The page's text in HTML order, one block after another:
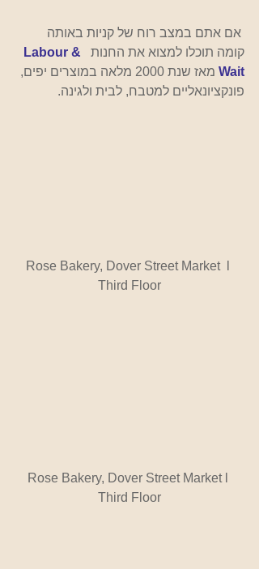
אם אתם במצב רוח של קניות באותה
קומה תוכלו למצוא את החנות
Labour &
Wait
מאז שנת 2000 מלאה במוצרים יפים,
פונקציונאליים למטבח, לבית ולגינה.
Third Floor
Third Floor